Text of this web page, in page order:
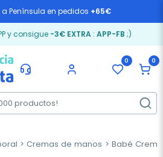
a Península en pedidos +65€
y consigue -3€ EXTRA: APP-FB ;)
0 0
Cremas de manos Babé